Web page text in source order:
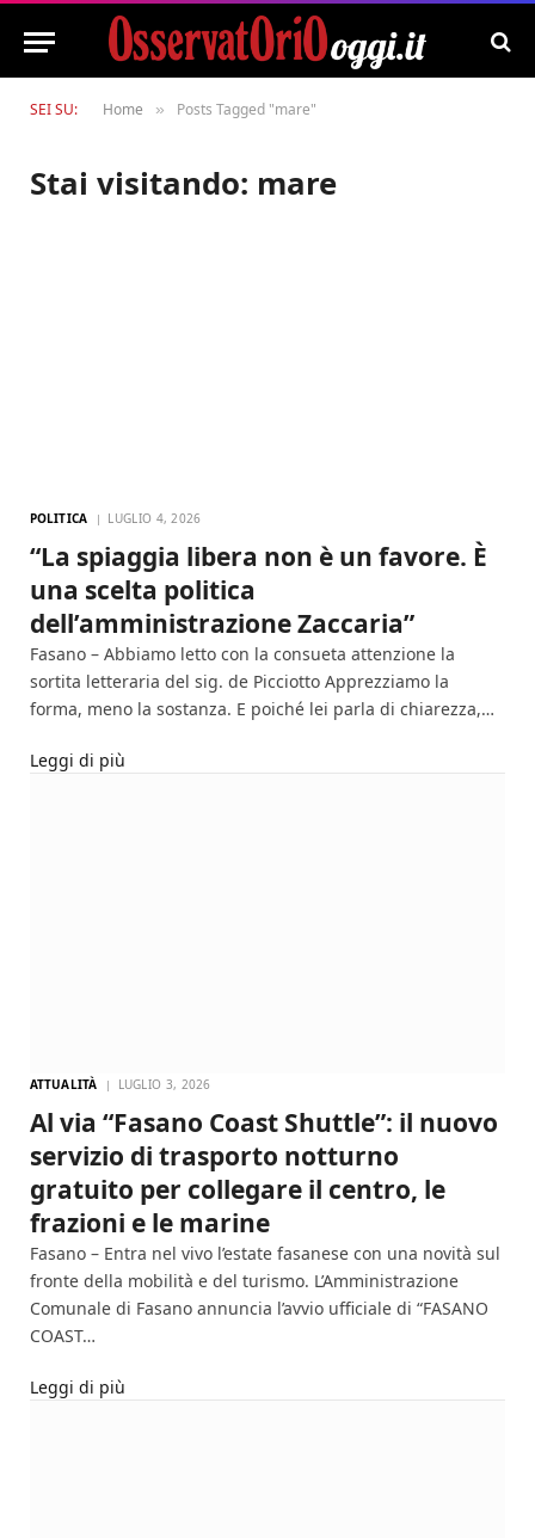
SEI SU: Home » Posts Tagged "mare"
Stai visitando: mare
POLITICA LUGLIO 4, 2026
“La spiaggia libera non è un favore. È
una scelta politica
dell’amministrazione Zaccaria”
Fasano – Abbiamo letto con la consueta attenzione la
sortita letteraria del sig. de Picciotto Apprezziamo la
forma, meno la sostanza. E poiché lei parla di chiarezza,…
Leggi di più
ATTUALITÀ LUGLIO 3, 2026
Al via “Fasano Coast Shuttle”: il nuovo
servizio di trasporto notturno
gratuito per collegare il centro, le
frazioni e le marine
Fasano – Entra nel vivo l’estate fasanese con una novità sul
fronte della mobilità e del turismo. L’Amministrazione
Comunale di Fasano annuncia l’avvio ufficiale di “FASANO
COAST…
Leggi di più